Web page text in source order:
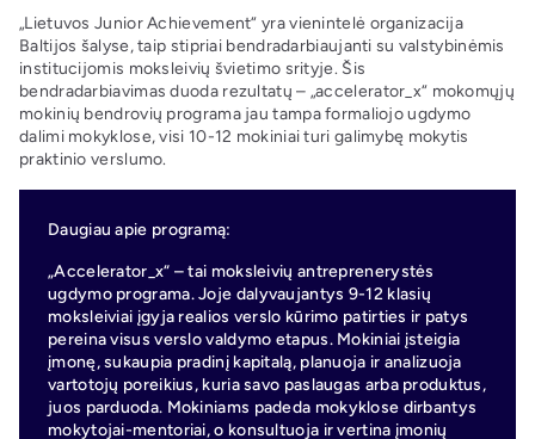
„Lietuvos Junior Achievement“ yra vienintelė organizacija
Baltijos šalyse, taip stipriai bendradarbiaujanti su valstybinėmis
institucijomis moksleivių švietimo srityje. Šis
bendradarbiavimas duoda rezultatų – „accelerator_x“ mokomųjų
mokinių bendrovių programa jau tampa formaliojo ugdymo
dalimi mokyklose, visi 10-12 mokiniai turi galimybę mokytis
praktinio verslumo.
Daugiau apie programą:
„Accelerator_x“ – tai moksleivių antreprenerystės
ugdymo programa. Joje dalyvaujantys 9-12 klasių
moksleiviai įgyja realios verslo kūrimo patirties ir patys
pereina visus verslo valdymo etapus. Mokiniai įsteigia
įmonę, sukaupia pradinį kapitalą, planuoja ir analizuoja
vartotojų poreikius, kuria savo paslaugas arba produktus,
juos parduoda. Mokiniams padeda mokyklose dirbantys
mokytojai-mentoriai, o konsultuoja ir vertina įmonių